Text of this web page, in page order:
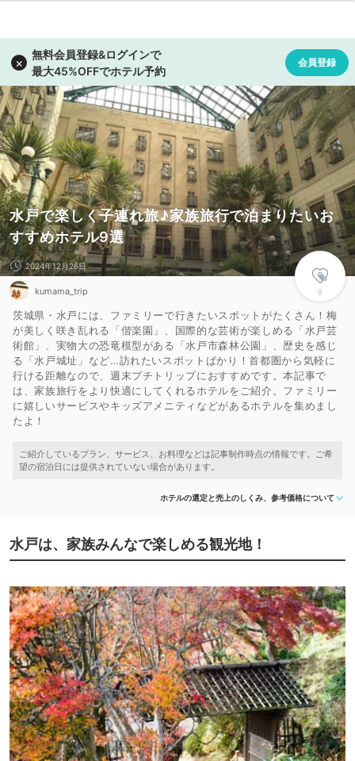
水戸で楽しく子連れ旅♪家族旅行で泊まりたいお
すすめホテル9選
0
2024年12月26日
kumama_trip
茨城県・水戸には、ファミリーで行きたいスポットがたくさん！梅
が美しく咲き乱れる「偕楽園」、国際的な芸術が楽しめる「水戸芸
術館」、実物大の恐竜模型がある「水戸市森林公園」、歴史を感じ
る「水戸城址」など…訪れたいスポットばかり！首都圏から気軽に
行ける距離なので、週末プチトリップにおすすめです。本記事で
は、家族旅行をより快適にしてくれるホテルをご紹介。ファミリー
に嬉しいサービスやキッズアメニティなどがあるホテルを集めまし
たよ！
ホテルの選定と売上のしくみ、参考価格について
水戸は、家族みんなで楽しめる観光地！